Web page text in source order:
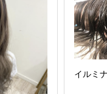
イルミ